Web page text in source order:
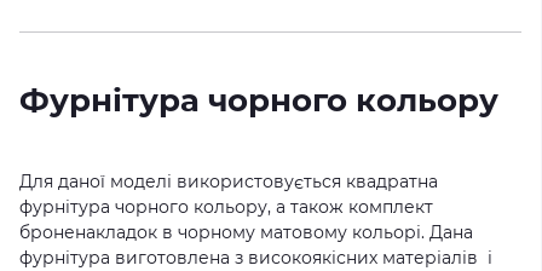
Фурнітура чорного кольору
Для даної моделі використовується квадратна
фурнітура чорного кольору, а також комплект
броненакладок в чорному матовому кольорі. Дана
фурнітура виготовлена з високоякісних матеріалів і